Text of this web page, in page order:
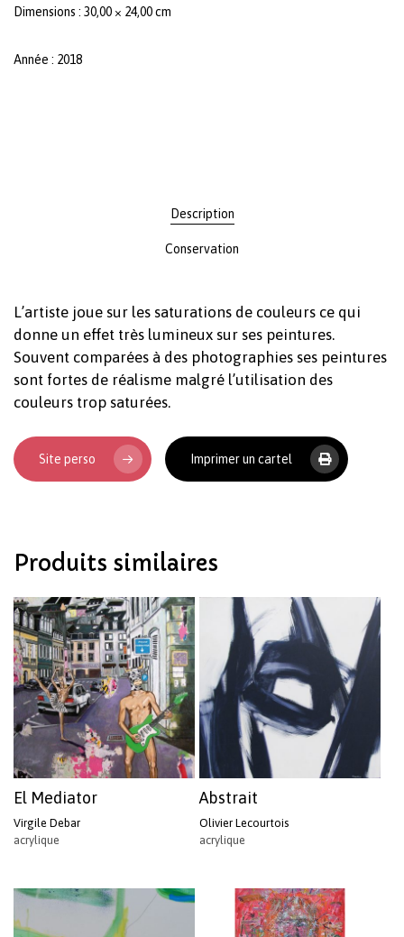
Votre panier est vide.
Dimensions : 30,00 × 24,00 cm
Année : 2018
Description
Conservation
L’artiste joue sur les saturations de couleurs ce qui
donne un effet très lumineux sur ses peintures.
Souvent comparées à des photographies ses peintures
sont fortes de réalisme malgré l’utilisation des
couleurs trop saturées.
Site perso Imprimer un cartel
Produits similaires
El Mediator
Virgile Debar
acrylique
Abstrait
Olivier Lecourtois
acrylique